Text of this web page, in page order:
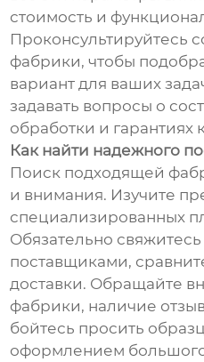
стоимость и
Проконсультируйтесь
фабрики, чтобы
вариант для ваших
задавать вопросы о
обработки и гарантиях
Как найти надежного
Поиск подходящей
и внимания. Изучите
специализированных
Обязательно
поставщиками,
доставки. Обращайте
фабрики, наличие
бойтесь просить
оформлением большого